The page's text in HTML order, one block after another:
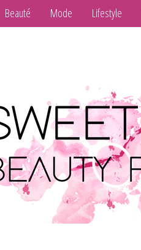
Beauté Mode Lifestyle